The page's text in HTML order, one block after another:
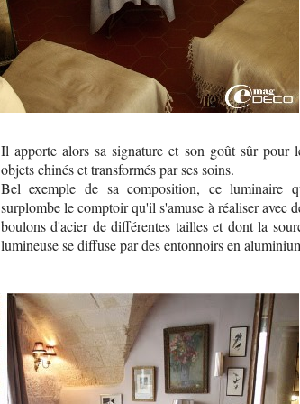
Il apporte alors sa signature et son goût sûr pour
objets chinés et transformés par ses soins.
Bel exemple de sa composition, ce luminaire
surplombe le comptoir qu'il s'amuse à réaliser avec
boulons d'acier de différentes tailles et dont la
lumineuse se diffuse par des entonnoirs en